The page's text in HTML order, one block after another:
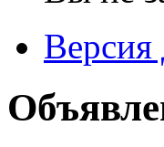
Версия